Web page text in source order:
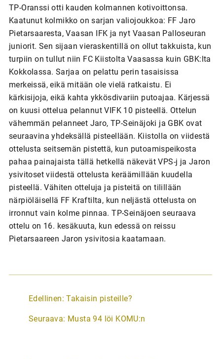
TP-Oranssi otti kauden kolmannen kotivoittonsa.
Kaatunut kolmikko on sarjan valiojoukkoa: FF Jaro
Pietarsaaresta, Vaasan IFK ja nyt Vaasan Palloseuran
juniorit. Sen sijaan vieraskentillä on ollut takkuista, kun
turpiin on tullut niin FC Kiistolta Vaasassa kuin GBK:lta
Kokkolassa. Sarjaa on pelattu perin tasaisissa
merkeissä, eikä mitään ole vielä ratkaistu. Ei
kärkisijoja, eikä kahta ykkösdivariin putoajaa. Kärjessä
on kuusi ottelua pelannut VIFK 10 pisteellä. Ottelun
vähemmän pelanneet Jaro, TP-Seinäjoki ja GBK ovat
seuraavina yhdeksällä pisteellään. Kiistolla on viidestä
ottelusta seitsemän pistettä, kun putoamispeikosta
pahaa painajaista tällä hetkellä näkevät VPS-j ja Jaron
ysivitoset viidestä ottelusta keräämillään kuudella
pisteellä. Vähiten otteluja ja pisteitä on tilillään
närpiöläisellä FF Kraftilta, kun neljästä ottelusta on
irronnut vain kolme pinnaa. TP-Seinäjoen seuraava
ottelu on 16. kesäkuuta, kun edessä on reissu
Pietarsaareen Jaron ysivitosia kaatamaan.
A
t
Edellinen: Takaisin pisteille?
Seuraava: Musta 94 löi KOMU:n